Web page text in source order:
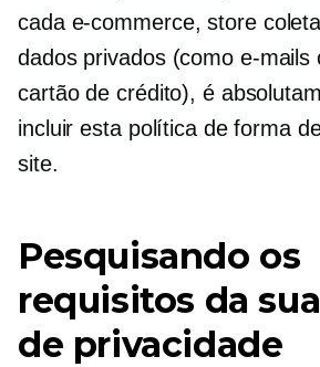
cada e-commerce, store
dados privados (como e-mails
cartão de crédito), é
incluir esta política de forma
site.
Pesquisando os
requisitos da
de privacidade